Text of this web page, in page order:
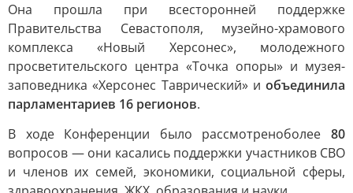
Она прошла при всесторонней поддержке
Правительства Севастополя, музейно-храмового
комплекса «Новый Херсонес», молодежного
просветительского центра «Точка опоры» и музея-
заповедника «Херсонес Таврический» и объединила
парламентариев 16 регионов.
В ходе Конференции было рассмотреноболее80
вопросов — они касались поддержки участников СВО
и членов их семей, экономики, социальной сферы,